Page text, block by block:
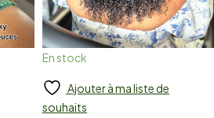
En stock
Add to cart
Ajouter à ma liste de
souhaits